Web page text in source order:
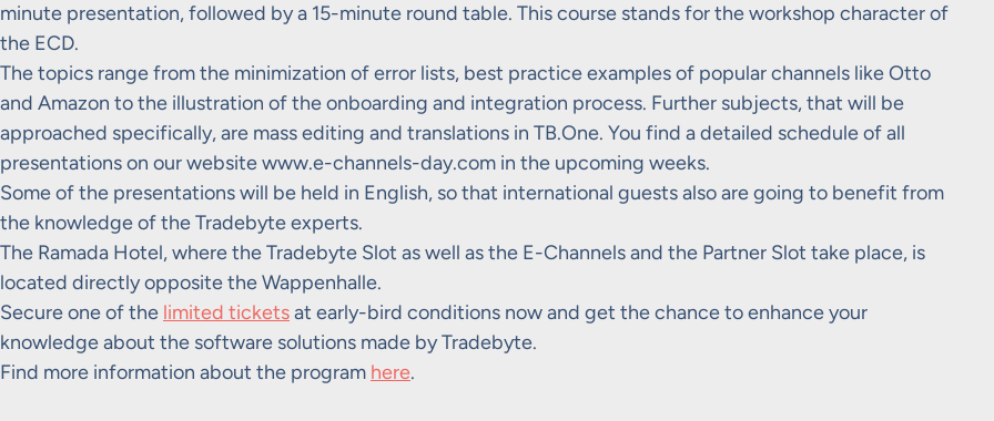
minute presentation, followed by a 15-minute round table. This course stands for the workshop character of
the ECD.
The topics range from the minimization of error lists, best practice examples of popular channels like Otto
and Amazon to the illustration of the onboarding and integration process. Further subjects, that will be
approached specifically, are mass editing and translations in TB.One. You find a detailed schedule of all
presentations on our website www.e-channels-day.com in the upcoming weeks.
Some of the presentations will be held in English, so that international guests also are going to benefit from
the knowledge of the Tradebyte experts.
The Ramada Hotel, where the Tradebyte Slot as well as the E-Channels and the Partner Slot take place, is
located directly opposite the Wappenhalle.
Secure one of the limited ticketsat early-bird conditions now and get the chance to enhance your
knowledge about the software solutions made by Tradebyte.
Find more information about the program here.